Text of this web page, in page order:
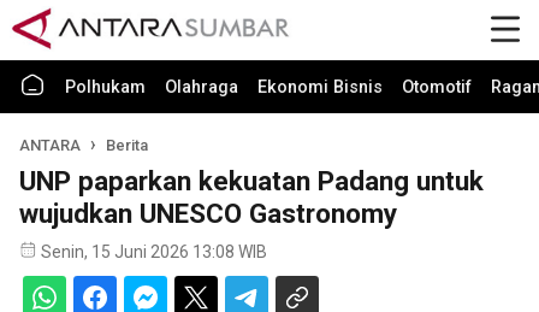
Polhukam Olahraga Ekonomi Bisnis Otomotif
ANTARA Berita
UNP paparkan kekuatan Padang untuk
wujudkan UNESCO Gastronomy
Senin, 15 Juni 2026 13:08 WIB